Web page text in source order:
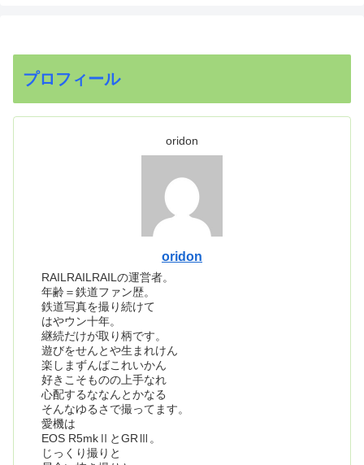
プロフィール
oridon
oridon
RAILRAILRAILの運営者。
年齢＝鉄道ファン歴。
鉄道写真を撮り続けて
はやウン十年。
継続だけが取り柄です。
遊びをせんとや生まれけん
楽しまずんばこれいかん
好きこそものの上手なれ
心配するななんとかなる
そんなゆるさで撮ってます。
愛機は
EOS R5mkⅡとGRⅢ。
じっくり撮りと